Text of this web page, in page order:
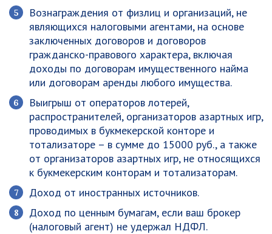
Вознаграждения от физлиц и организаций, не
являющихся налоговыми агентами, на основе
заключенных договоров и договоров
гражданско-правового характера, включая
доходы по договорам имущественного найма
или договорам аренды любого имущества.
Выигрыш от операторов лотерей,
распространителей, организаторов азартных игр,
проводимых в букмекерской конторе и
тотализаторе – в сумме до 15000 руб., а также
от организаторов азартных игр, не относящихся
к букмекерским конторам и тотализаторам.
Доход от иностранных источников.
Доход по ценным бумагам, если ваш брокер
(налоговый агент) не удержал НДФЛ.